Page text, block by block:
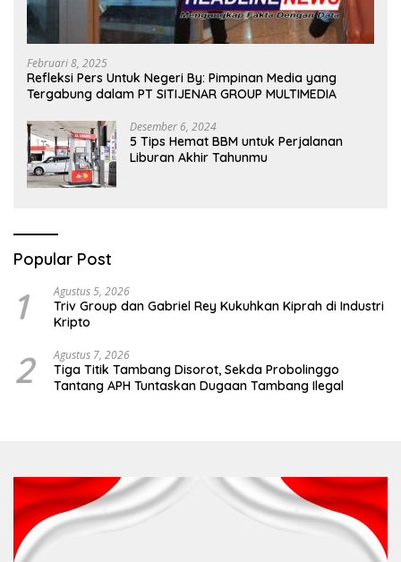
Februari 8, 2025
Refleksi Pers Untuk Negeri By: Pimpinan Media yang
Tergabung dalam PT SITIJENAR GROUP MULTIMEDIA
Desember 6, 2024
5 Tips Hemat BBM untuk Perjalanan
Liburan Akhir Tahunmu
Popular Post
1 Agustus 5, 2026
Triv Group dan Gabriel Rey Kukuhkan Kiprah di Industri
Kripto
2 Agustus 7, 2026
Tiga Titik Tambang Disorot, Sekda Probolinggo
Tantang APH Tuntaskan Dugaan Tambang Ilegal